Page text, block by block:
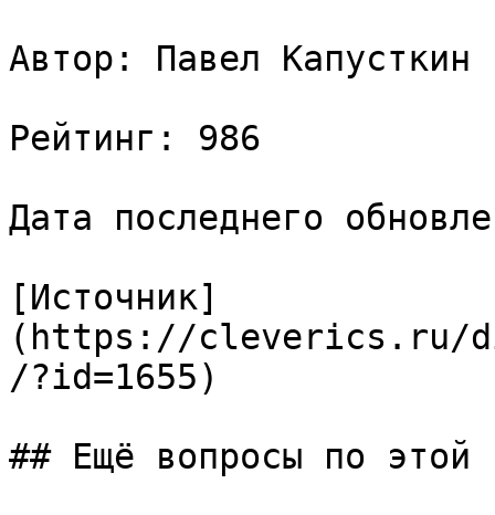
Автор: Павел Капусткин
Рейтинг: 986
Дата последнего
[Источник]
(https://cleverics.ru/
/?id=1655)
## Ещё вопросы по этой